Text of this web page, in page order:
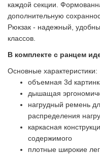
каждой секции.
дополнительную
Рюкзак - надежный,
классов.
В комплекте с ранцем
Основные характеристики:
объемная 3d
дышащая
нагрудный ремень
распределения
каркасная
содержимого
плотные широкие